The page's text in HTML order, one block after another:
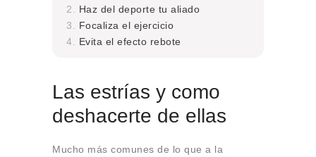
Haz del deporte tu aliado
Focaliza el ejercicio
Evita el efecto rebote
Las estrías y como
deshacerte de ellas
Mucho más comunes de lo que a la